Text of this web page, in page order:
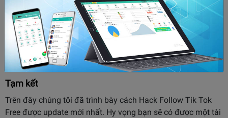
Các nhóm follow chéo tiktok trên Facebook
Tạm kết
Trên đây chúng tôi đã trình bày cách Hack Follow Tik Tok
Free được update mới nhất. Hy vọng bạn sẽ có được một tài